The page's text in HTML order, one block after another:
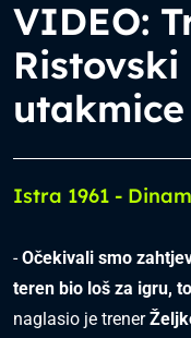
VIDEO:
utakmice
Istra 1961 -
-Očekivali smo
teren bio loš za igru,
naglasio je trener